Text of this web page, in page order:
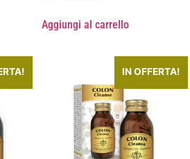
Aggiungi al carrello
IN OFFERTA!